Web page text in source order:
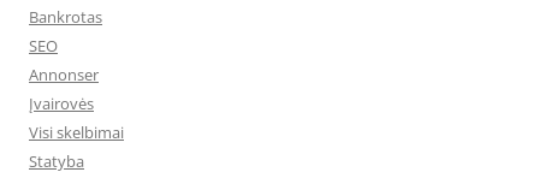
Bankrotas
SEO
Annonser
Įvairovės
Visi skelbimai
Statyba